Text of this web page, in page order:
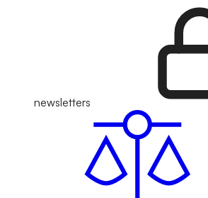
newsletters